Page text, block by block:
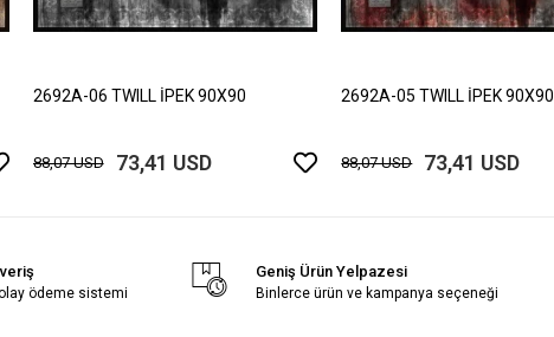
2692A-06 TWILL İPEK 90X90
88,07 USD 73,41 USD
2692A-05 TWILL İPEK 90X90
88,07 USD 73,41 USD
ödeme sistemi
Geniş Ürün Yelpazesi
Binlerce ürün ve kampanya seçeneği